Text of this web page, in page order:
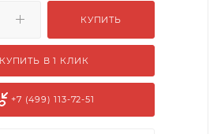
КУПИТЬ
КУПИТЬ В 1 КЛИК
+7 (499) 113-72-51